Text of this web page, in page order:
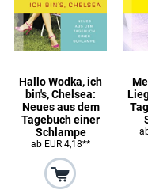
Hallo Wodka, ich
bin's, Chelsea:
Neues aus dem
Tagebuch einer
Schlampe
ab EUR 4,18**